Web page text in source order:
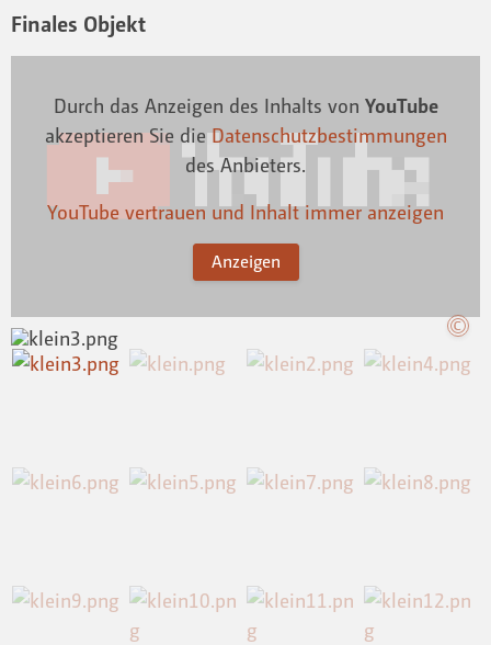
Finales Objekt
Durch das Anzeigen des Inhalts von YouTube
akzeptieren Sie dieDatenschutzbestimmungen
des Anbieters.
YouTube vertrauen und Inhalt immer anzeigen
Anzeigen